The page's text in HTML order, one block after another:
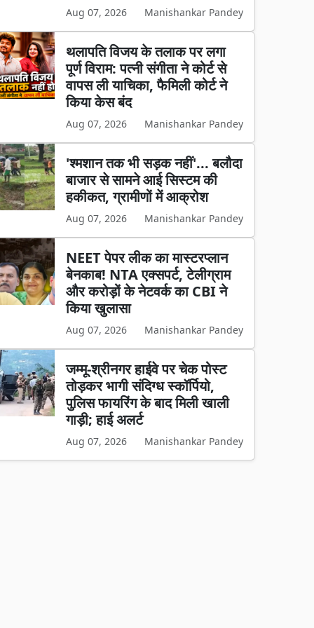
Aug 07, 2026 Manishankar Pandey
थलापति विजय के तलाक पर लगा
पूर्ण विराम: पत्नी संगीता ने कोर्ट से
वापस ली याचिका, फैमिली कोर्ट ने
किया केस बंद
Aug 07, 2026 Manishankar Pandey
'श्मशान तक भी सड़क नहीं'... बलौदा
बाजार से सामने आई सिस्टम की
हकीकत, ग्रामीणों में आक्रोश
Aug 07, 2026 Manishankar Pandey
NEET पेपर लीक का मास्टरप्लान
बेनकाब! NTA एक्सपर्ट, टेलीग्राम
और करोड़ों के नेटवर्क का CBI ने
किया खुलासा
Aug 07, 2026 Manishankar Pandey
जम्मू-श्रीनगर हाईवे पर चेक पोस्ट
तोड़कर भागी संदिग्ध स्कॉर्पियो,
पुलिस फायरिंग के बाद मिली खाली
गाड़ी; हाई अलर्ट
Aug 07, 2026 Manishankar Pandey